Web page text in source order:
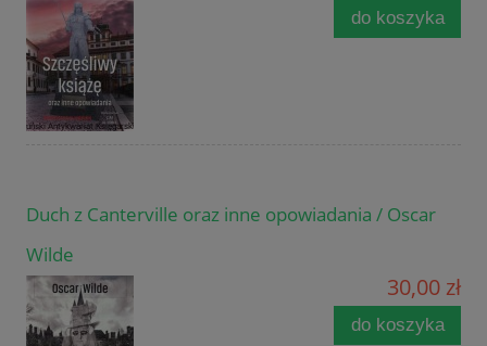
do koszyka
Duch z Canterville oraz inne opowiadania / Oscar
Wilde
30,00 zł
do koszyka